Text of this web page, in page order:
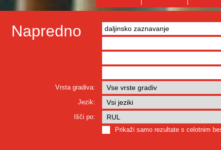
Napredno
Vrsta gradiva:
Jezik:
Išči po:
Prikaži samo rezultate s celotnim